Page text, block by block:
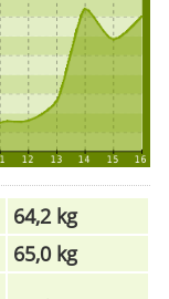
64,2 kg
65,0 kg